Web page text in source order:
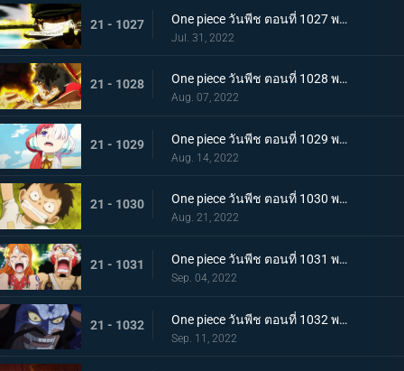
21 - 1027 One piece วันพีช ตอนที่ 1027 พากย์ไทย ปกป้องลูฟี่ไว้! วิชาดาบของโซโลกับลอว์
Jul. 31, 2022
21 - 1028 One piece วันพีช ตอนที่ 1028 พากย์ไทย ก้ามข้ามสี่จักรพรรดิสิ หมัดเหล็กโต้กลับของลูฟี่
Aug. 07, 2022
21 - 1029 One piece วันพีช ตอนที่ 1029 พากย์ไทย ความทรงจำลางเลือน ลูฟี่กับอูตะลูกสาวของผมแดง
Aug. 14, 2022
21 - 1030 One piece วันพีช ตอนที่ 1030 พากย์ไทย คำสาบานต่อยุคสมัยใหม่! ลูฟี่กับอูตะ
Aug. 21, 2022
21 - 1031 One piece วันพีช ตอนที่ 1031 พากย์ไทย นามิตะโกนสุดเสียง เดธเรซแบบจนตรอก
Sep. 04, 2022
21 - 1032 One piece วันพีช ตอนที่ 1032 พากย์ไทย รุ่งอรุณของแคว้นวะ ทุกด้านประจันหน้าสุดเดือด
Sep. 11, 2022